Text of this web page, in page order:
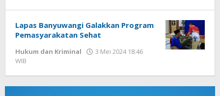
Lapas Banyuwangi Galakkan Program
Pemasyarakatan Sehat
Hukum dan Kriminal
3 Mei 2024 18:46
WIB